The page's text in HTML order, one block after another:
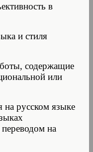
в
и стиля
содержащие
или
на русском языке
на